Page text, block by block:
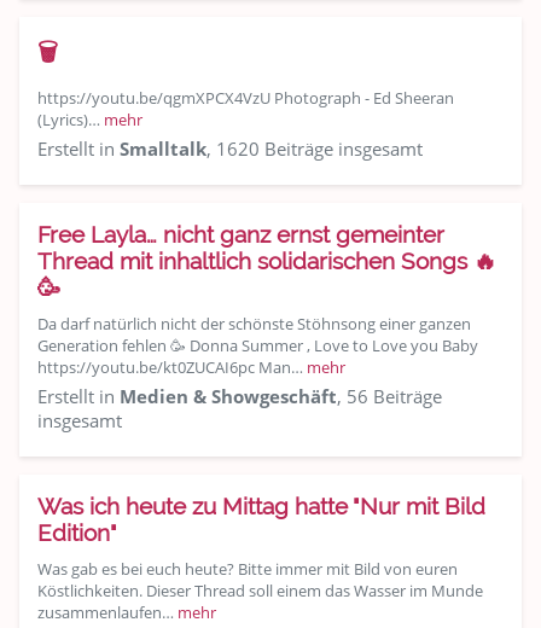
🗑
https://youtu.be/qgmXPCX4VzU Photograph - Ed Sheeran
(Lyrics)… mehr
Erstellt in Smalltalk, 1620 Beiträge insgesamt
Free Layla… nicht ganz ernst gemeinter
Thread mit inhaltlich solidarischen Songs 🔥
🥳
Da darf natürlich nicht der schönste Stöhnsong einer ganzen
Generation fehlen 🥳 Donna Summer , Love to Love you Baby
https://youtu.be/kt0ZUCAI6pc Man… mehr
Erstellt in Medien & Showgeschäft, 56 Beiträge
insgesamt
Was ich heute zu Mittag hatte "Nur mit Bild
Edition"
Was gab es bei euch heute? Bitte immer mit Bild von euren
Köstlichkeiten. Dieser Thread soll einem das Wasser im Munde
zusammenlaufen… mehr